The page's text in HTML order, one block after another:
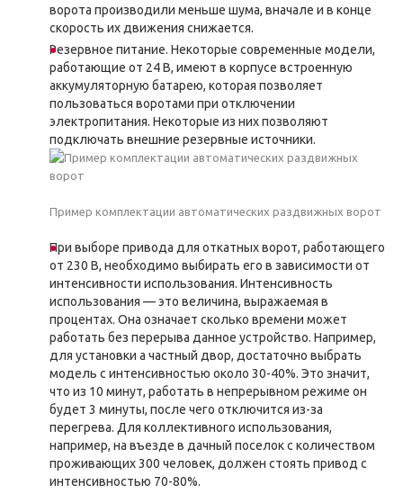
ворота производили меньше шума, вначале и в конце
скорость их движения снижается.
Резервное питание. Некоторые современные модели,
работающие от 24 В, имеют в корпусе встроенную
аккумуляторную батарею, которая позволяет
пользоваться воротами при отключении
электропитания. Некоторые из них позволяют
подключать внешние резервные источники.
Пример комплектации автоматических раздвижных ворот
При выборе привода для откатных ворот, работающего
от 230 В, необходимо выбирать его в зависимости от
интенсивности использования. Интенсивность
использования — это величина, выражаемая в
процентах. Она означает сколько времени может
работать без перерыва данное устройство. Например,
для установки а частный двор, достаточно выбрать
модель с интенсивностью около 30-40%. Это значит,
что из 10 минут, работать в непрерывном режиме он
будет 3 минуты, после чего отключится из-за
перегрева. Для коллективного использования,
например, на въезде в дачный поселок с количеством
проживающих 300 человек, должен стоять привод с
интенсивностью 70-80%.